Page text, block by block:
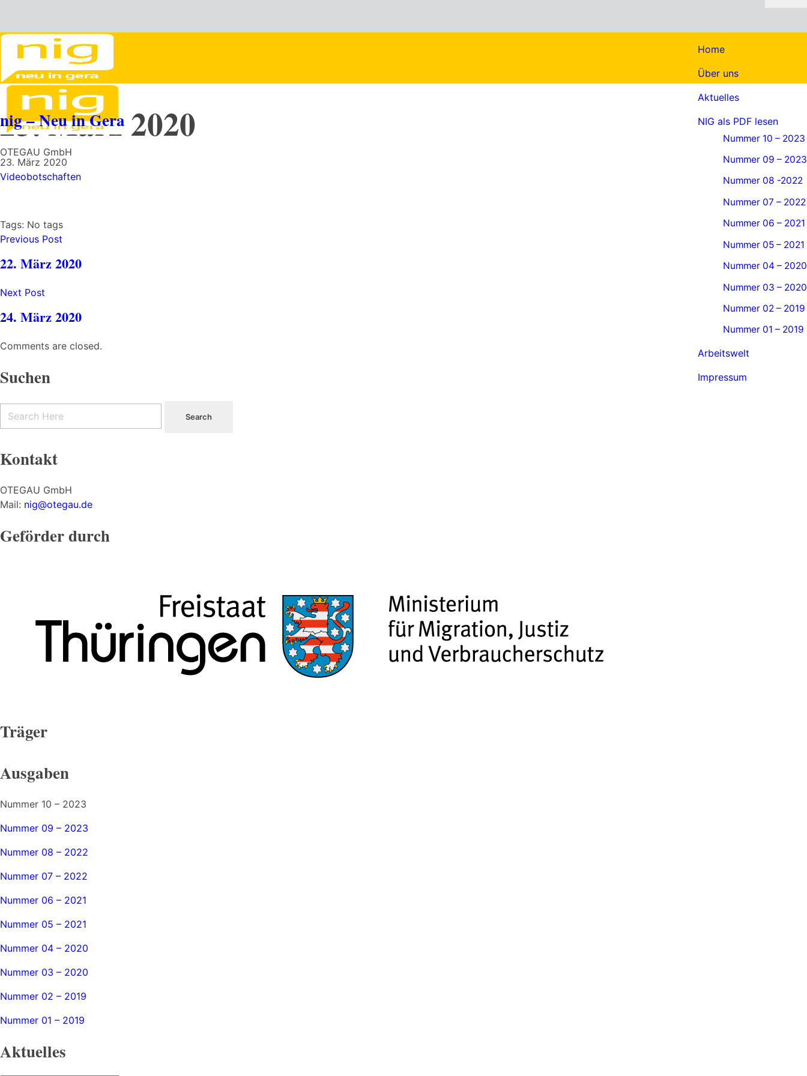
nig – Neu in Gera
OTEGAU GmbH
Home
Über uns
Aktuelles
NIG als PDF lesen
Nummer 10 – 2023
Nummer 09 – 2023
Nummer 08 -2022
Nummer 07 – 2022
Nummer 06 – 2021
Nummer 05 – 2021
Nummer 04 – 2020
Nummer 03 – 2020
Nummer 02 – 2019
Nummer 01 – 2019
Arbeitswelt
Impressum
23. März 2020
23. März 2020
Videobotschaften
Tags: No tags
Previous Post
22. März 2020
Next Post
24. März 2020
Comments are closed.
Suchen
Kontakt
OTEGAU GmbH
Mail: nig@otegau.de
Geförder durch
Träger
Ausgaben
Nummer 10 – 2023
Nummer 09 – 2023
Nummer 08 – 2022
Nummer 07 – 2022
Nummer 06 – 2021
Nummer 05 – 2021
Nummer 04 – 2020
Nummer 03 – 2020
Nummer 02 – 2019
Nummer 01 – 2019
Aktuelles